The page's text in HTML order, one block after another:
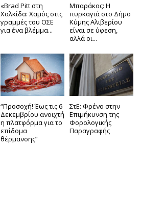
«Brad Pitt στη
Χαλκίδα: Χαμός στις
γραμμές του ΟΣΕ
για ένα βλέμμα...
Μπαράκος: Η
πυρκαγιά στο Δήμο
Κύμης Αλιβερίου
είναι σε ύφεση,
αλλά οι...
“Προσοχή! Έως τις 6
Δεκεμβρίου ανοιχτή
η πλατφόρμα για το
επίδομα
θέρμανσης”
ΣτΕ: Φρένο στην
Επιμήκυνση της
Φορολογικής
Παραγραφής